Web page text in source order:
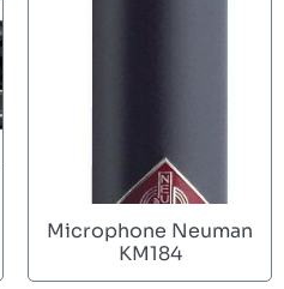
Microphone Neuman
KM184